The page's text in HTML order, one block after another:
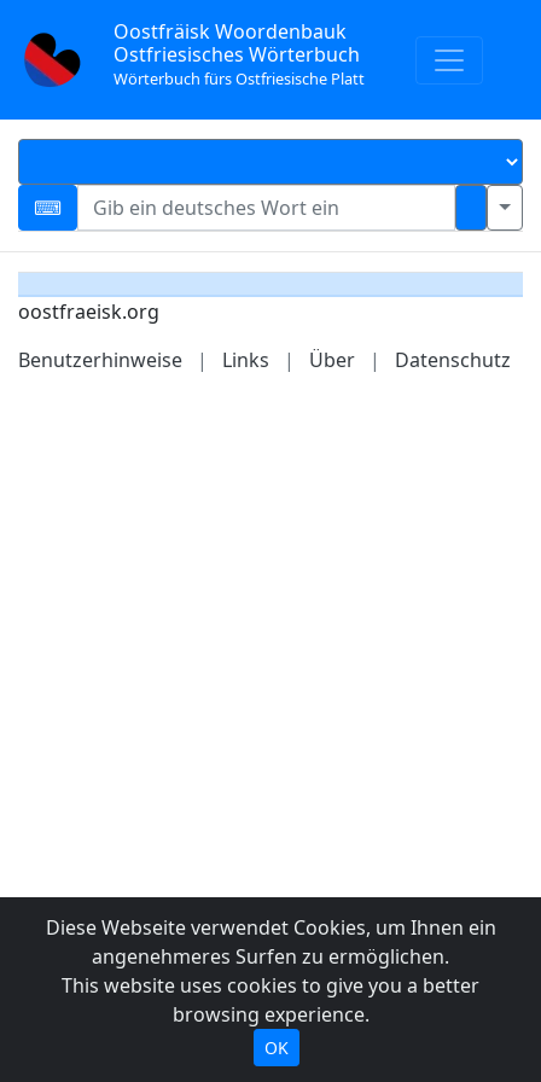
Oostfräisk Woordenbauk
Ostfriesisches Wörterbuch
Wörterbuch fürs Ostfriesische Platt
oostfraeisk.org
Benutzerhinweise
| Links | Über | Datenschutz
Diese Webseite verwendet Cookies, um Ihnen ein
angenehmeres Surfen zu ermöglichen.
This website uses cookies to give you a better
browsing experience.
OK